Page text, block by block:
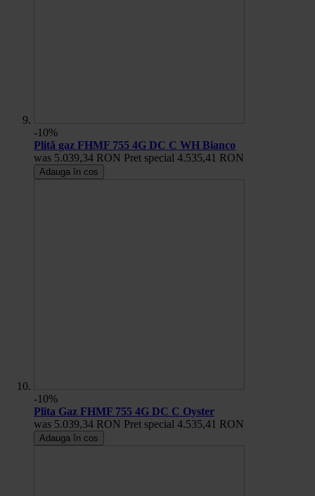
-10%
Plită gaz FHMF 755 4G DC C WH Bianco
was 5.039,34 RON Pret special 4.535,41 RON
Adauga în cos
-10%
Plita Gaz FHMF 755 4G DC C Oyster
was 5.039,34 RON Pret special 4.535,41 RON
Adauga în cos